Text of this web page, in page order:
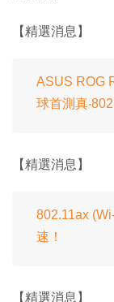
【精選消息】
ASUS ROG
球首測真
【精選消息】
802.11ax
速！
【精選消息】